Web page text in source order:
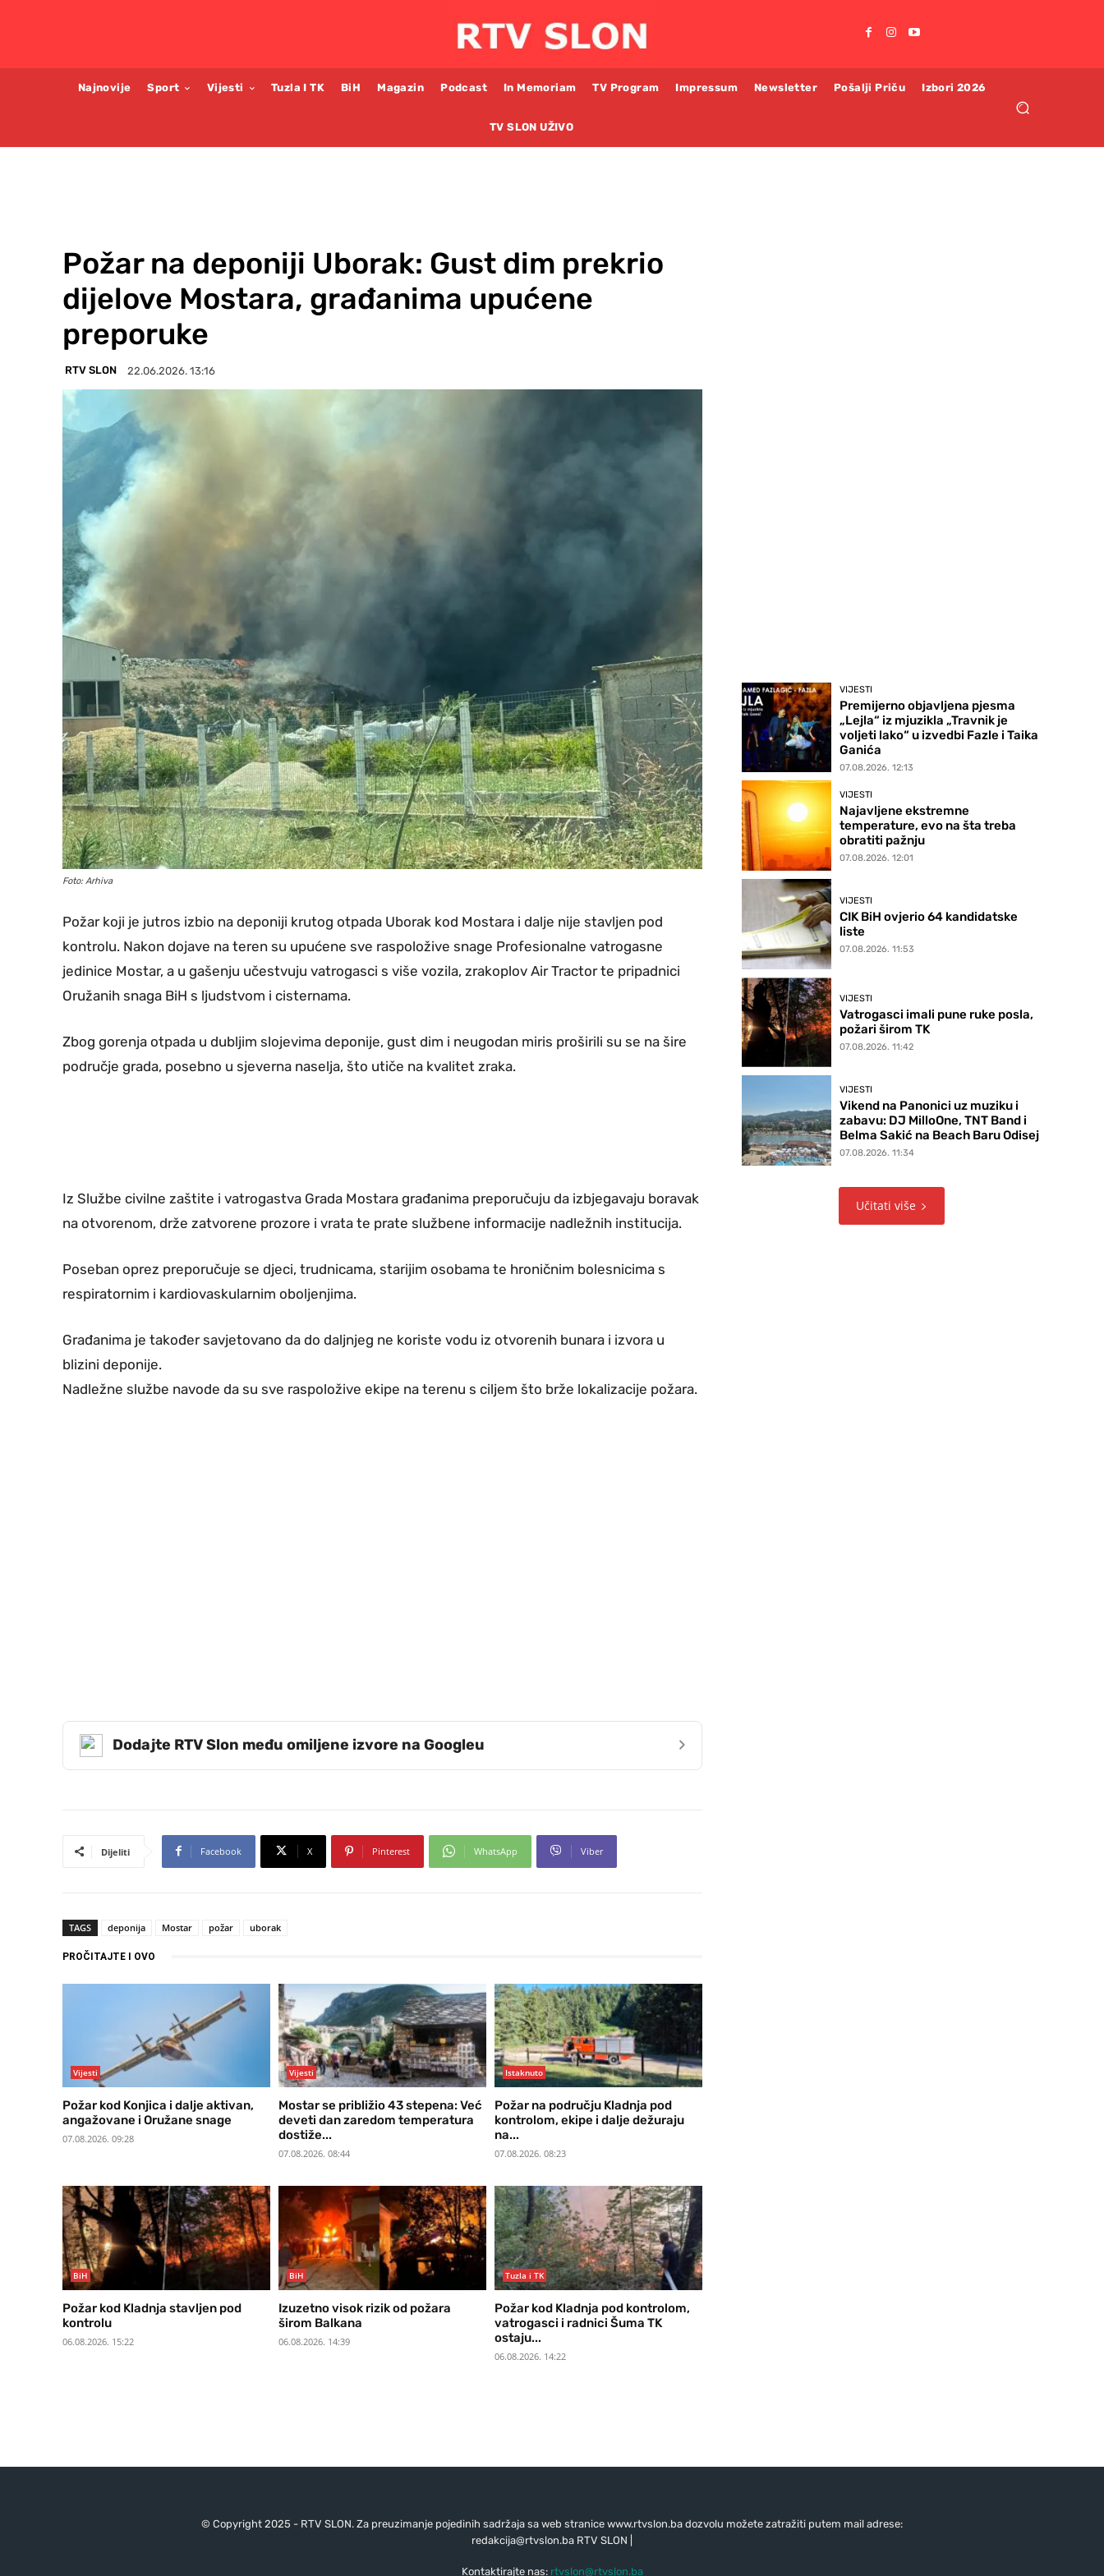
Najnovije Sport Vijesti Tuzla I TK BiH Magazin Podcast In Memoriam TV Program Impressum Newsletter Pošalji Priču Izbori 2026
TV SLON UŽIVO
Požar na deponiji Uborak: Gust dim prekrio
dijelove Mostara, građanima upućene
preporuke
RTV SLON 22.06.2026. 13:16
Foto: Arhiva
Požar koji je jutros izbio na deponiji krutog otpada Uborak kod Mostara i dalje nije stavljen pod
kontrolu. Nakon dojave na teren su upućene sve raspoložive snage Profesionalne vatrogasne
jedinice Mostar, a u gašenju učestvuju vatrogasci s više vozila, zrakoplov Air Tractor te pripadnici
Oružanih snaga BiH s ljudstvom i cisternama.
Zbog gorenja otpada u dubljim slojevima deponije, gust dim i neugodan miris proširili su se na šire
područje grada, posebno u sjeverna naselja, što utiče na kvalitet zraka.
Iz Službe civilne zaštite i vatrogastva Grada Mostara građanima preporučuju da izbjegavaju boravak
na otvorenom, drže zatvorene prozore i vrata te prate službene informacije nadležnih institucija.
Poseban oprez preporučuje se djeci, trudnicama, starijim osobama te hroničnim bolesnicima s
respiratornim i kardiovaskularnim oboljenjima.
Građanima je također savjetovano da do daljnjeg ne koriste vodu iz otvorenih bunara i izvora u
blizini deponije.
Nadležne službe navode da su sve raspoložive ekipe na terenu s ciljem što brže lokalizacije požara.
Dodajte RTV Slon među omiljene izvore na Googleu ›
Dijeliti Facebook X Pinterest WhatsApp Viber
TAGS deponija Mostar požar uborak
PROČITAJTE I OVO
Vijesti
Požar kod Konjica i dalje aktivan,
angažovane i Oružane snage
07.08.2026. 09:28
Vijesti
Mostar se približio 43 stepena: Već
deveti dan zaredom temperatura
dostiže...
07.08.2026. 08:44
Istaknuto
Požar na području Kladnja pod
kontrolom, ekipe i dalje dežuraju
na...
07.08.2026. 08:23
BiH
Požar kod Kladnja stavljen pod
kontrolu
06.08.2026. 15:22
BiH
Izuzetno visok rizik od požara
širom Balkana
06.08.2026. 14:39
Tuzla i TK
Požar kod Kladnja pod kontrolom,
vatrogasci i radnici Šuma TK
ostaju...
06.08.2026. 14:22
VIJESTI
Premijerno objavljena pjesma
„Lejla“ iz mjuzikla „Travnik je
voljeti lako“ u izvedbi Fazle i Taika
Ganića
07.08.2026. 12:13
VIJESTI
Najavljene ekstremne
temperature, evo na šta treba
obratiti pažnju
07.08.2026. 12:01
VIJESTI
CIK BiH ovjerio 64 kandidatske
liste
07.08.2026. 11:53
VIJESTI
Vatrogasci imali pune ruke posla,
požari širom TK
07.08.2026. 11:42
VIJESTI
Vikend na Panonici uz muziku i
zabavu: DJ MilloOne, TNT Band i
Belma Sakić na Beach Baru Odisej
07.08.2026. 11:34
Učitati više
© Copyright 2025 - RTV SLON. Za preuzimanje pojedinih sadržaja sa web stranice www.rtvslon.ba dozvolu možete zatražiti putem mail adrese:
redakcija@rtvslon.baRTV SLON |
Kontaktirajte nas: rtvslon@rtvslon.ba